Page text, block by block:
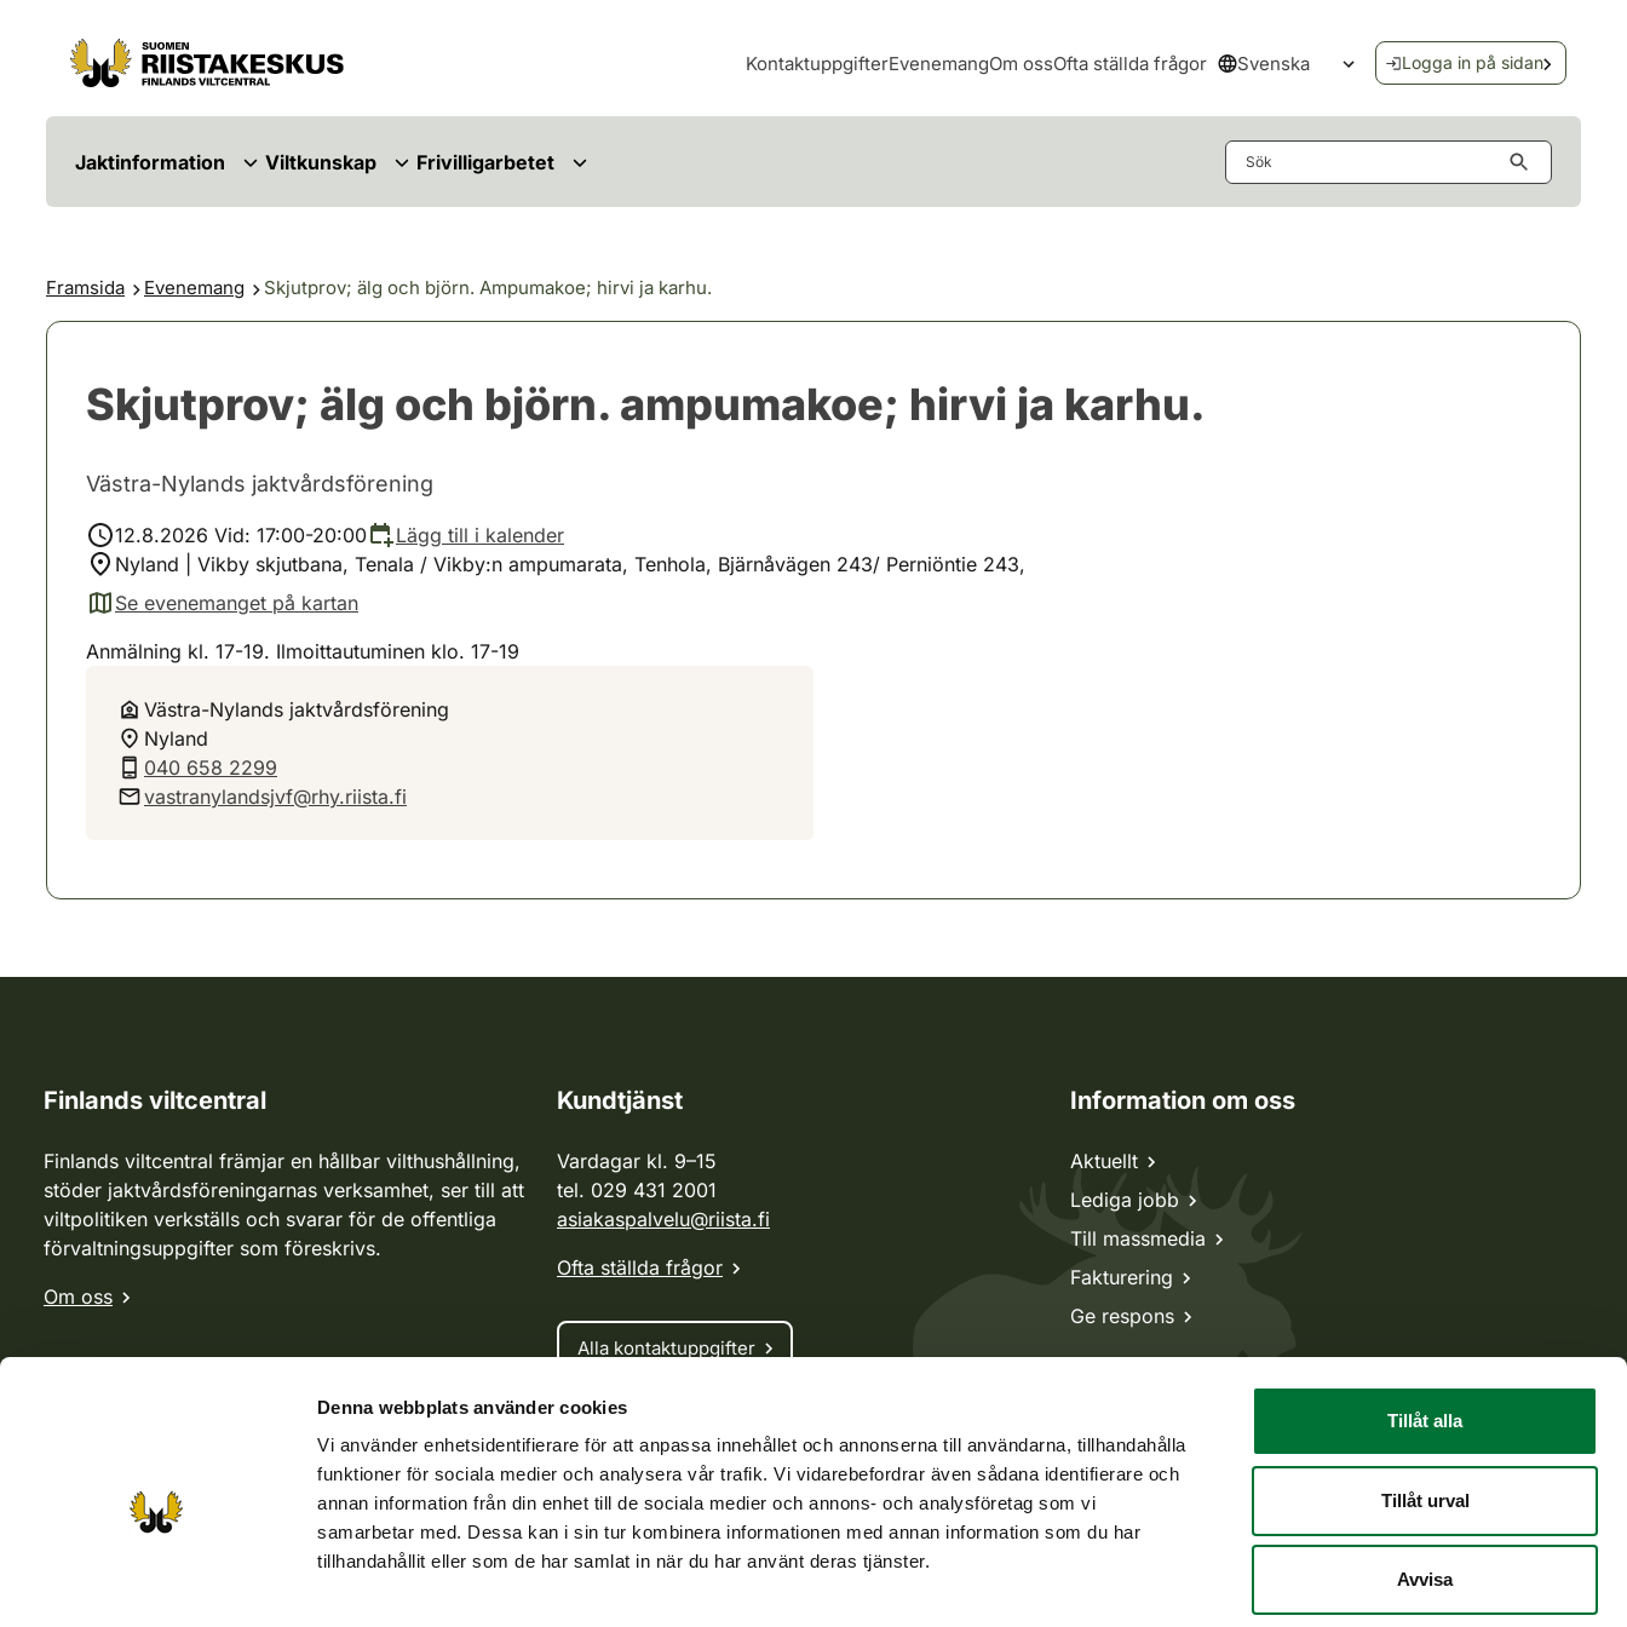
Denna webbplats använder cookies
Vi använder enhetsidentifierare för att anpassa innehållet och annonserna till användarna, tillhandahålla
funktioner för sociala medier och analysera vår trafik. Vi vidarebefordrar även sådana identifierare och
annan information från din enhet till de sociala medier och annons- och analysföretag som vi
samarbetar med. Dessa kan i sin tur kombinera informationen med annan information som du har
tillhandahållit eller som de har samlat in när du har använt deras tjänster.
Tillåt alla
Tillåt urval
Avvisa
Hoppa till innehåll
Gå till webbplatskartan
KontaktuppgifterEvenemangOm ossOfta ställda frågor Svenska
Öppna språkmenyn
Logga in på sidan
Jaktinformation Viltkunskap Frivilligarbetet
Framsida Evenemang Skjutprov; älg och björn. Ampumakoe; hirvi ja karhu.
Skjutprov; älg och björn. ampumakoe; hirvi ja karhu.
Västra-Nylands jaktvårdsförening
12.8.2026 Vid: 17:00-20:00
Lägg till i kalender
Nyland | Vikby skjutbana, Tenala / Vikby:n ampumarata, Tenhola, Bjärnåvägen 243/ Perniöntie 243,
Se evenemanget på kartan
(avautuu uuteen välilehteen)
Anmälning kl. 17-19. Ilmoittautuminen klo. 17-19
Västra-Nylands jaktvårdsförening
Nyland
040 658 2299
vastranylandsjvf@rhy.riista.fi
Finlands viltcentral
Finlands viltcentral främjar en hållbar vilthushållning,
stöder jaktvårdsföreningarnas verksamhet, ser till att
viltpolitiken verkställs och svarar för de offentliga
förvaltningsuppgifter som föreskrivs.
Om oss
Kundtjänst
Vardagar kl. 9–15
tel. 029 431 2001
asiakaspalvelu@riista.fi
Ofta ställda frågor
Alla kontaktuppgifter
Jaktkort
Oma riista -tjänsten
Ansökan om licenser och dispenser
Information om oss
Aktuellt
Lediga jobb
Till massmedia
Fakturering
Ge respons